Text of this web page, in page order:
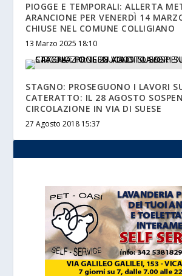
PIOGGE E TEMPORALI: ALLERTA
ARANCIONE PER VENERDÌ 14
CHIUSE NEL COMUNE COLLIGIANO
13 Marzo 2025 18:10
STAGNO: PROSEGUONO I LAVORI
CATERATTO: IL 28 AGOSTO
CIRCOLAZIONE IN VIA DI SUESE
27 Agosto 2018 15:37